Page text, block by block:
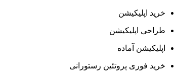
خرید اپلیکیشن
طراحی اپلیکیشن
اپلیکیشن آماده
خرید فوری پروتئین رستورانی